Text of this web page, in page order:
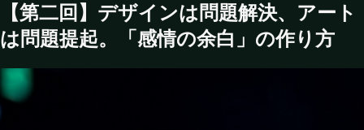
【第二回】デザインは問題解決、アート
は問題提起。「感情の余白」の作り方